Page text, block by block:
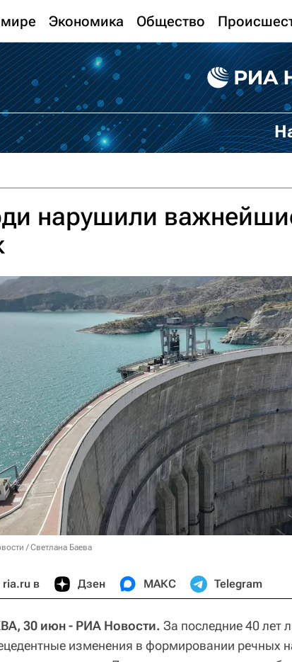
Экономика Общество
нарушили
/ Светлана Баева
ria.ru в Дзен МАКС Telegram
30 июн - РИА Новости. За последние 40 лет
изменения в формировании речных